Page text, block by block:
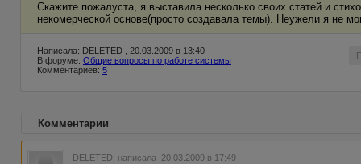
Скажите пожалуста, я выставила несколько своих статей и
некомерческой основе(просто создавала темы). Неужели я не
Написала: DELETED , 20.03.2009 в 13:40
В форуме: Общие вопросы по работе системы
Комментариев: 5
Комментарии
DELETED написала 20.03.2009 в 17:49